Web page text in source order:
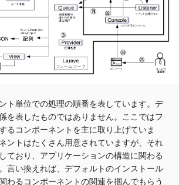
ト単位での処理の順番を表しています。デ
を表したものではありません。ここではフ
るコンポーネントを主に取り上げていま
ントはたくさん用意されていますが、それ
ており、アプリケーションの構造に関わる
言い換えれば、デフォルトのインストール
わるコンポーネントの関連を掴んでもらう